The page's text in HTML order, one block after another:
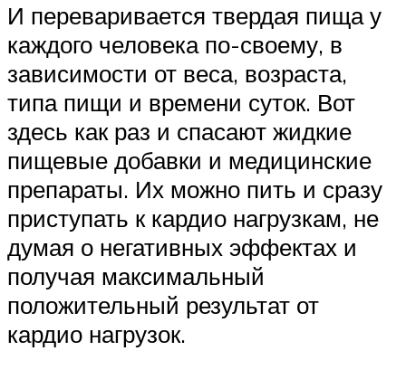
И переваривается твердая пища у
каждого человека по-своему, в
зависимости от веса, возраста,
типа пищи и времени суток. Вот
здесь как раз и спасают жидкие
пищевые добавки и медицинские
препараты. Их можно пить и сразу
приступать к кардио нагрузкам, не
думая о негативных эффектах и
получая максимальный
положительный результат от
кардио нагрузок.